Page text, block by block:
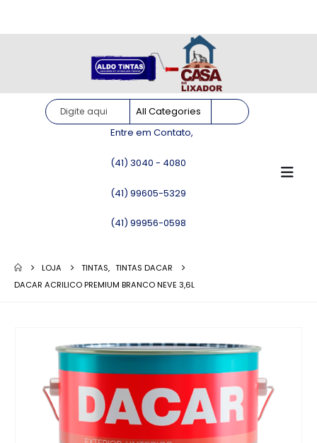
Entre em Contato,
(41) 3040 - 4080
(41) 99605-5329
(41) 99956-0598
LOJA TINTAS, TINTAS DACAR
DACAR ACRILICO PREMIUM BRANCO NEVE 3,6L